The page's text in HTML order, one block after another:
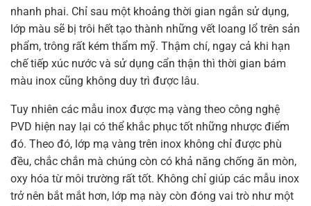
nhanh phai. Chỉ sau một khoảng thời gian ngắn sử dụng,
lớp màu sẽ bị trôi hết tạo thành những vết loang lổ trên sản
phẩm, trông rất kém thẩm mỹ. Thậm chí, ngay cả khi hạn
chế tiếp xúc nước và sử dụng cẩn thận thì thời gian bám
màu inox cũng không duy trì được lâu.
Tuy nhiên các mẫu inox được mạ vàng theo công nghệ
PVD hiện nay lại có thể khắc phục tốt những nhược điểm
đó. Theo đó, lớp mạ vàng trên inox không chỉ được phù
đều, chắc chắn mà chúng còn có khả năng chống ăn mòn,
oxy hóa từ môi trường rất tốt. Không chỉ giúp các mẫu inox
trở nên bắt mắt hơn, lớp mạ này còn đóng vai trò như một